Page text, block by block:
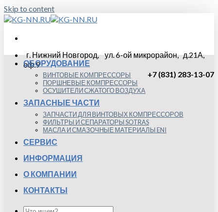
Skip to content
г. Нижний Новгород, ул. 6-ой микрорайон, д.21А,
оф.9
+7 (831) 283-13-07
ОБОРУДОВАНИЕ
ВИНТОВЫЕ КОМПРЕССОРЫ
ПОРШНЕВЫЕ КОМПРЕССОРЫ
ОСУШИТЕЛИ СЖАТОГО ВОЗДУХА
ЗАПАСНЫЕ ЧАСТИ
ЗАПЧАСТИ ДЛЯ ВИНТОВЫХ КОМПРЕССОРОВ
ФИЛЬТРЫ И СЕПАРАТОРЫ SOTRAS
МАСЛА И СМАЗОЧНЫЕ МАТЕРИАЛЫ ENI
СЕРВИС
ИНФОРМАЦИЯ
О КОМПАНИИ
КОНТАКТЫ